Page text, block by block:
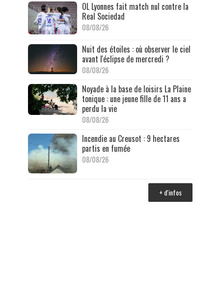
OL Lyonnes fait match nul contre la
Real Sociedad
08/08/26
Nuit des étoiles : où observer le ciel
avant l'éclipse de mercredi ?
08/08/26
Noyade à la base de loisirs La Plaine
tonique : une jeune fille de 11 ans a
perdu la vie
08/08/26
Incendie au Creusot : 9 hectares
partis en fumée
08/08/26
+ d'infos